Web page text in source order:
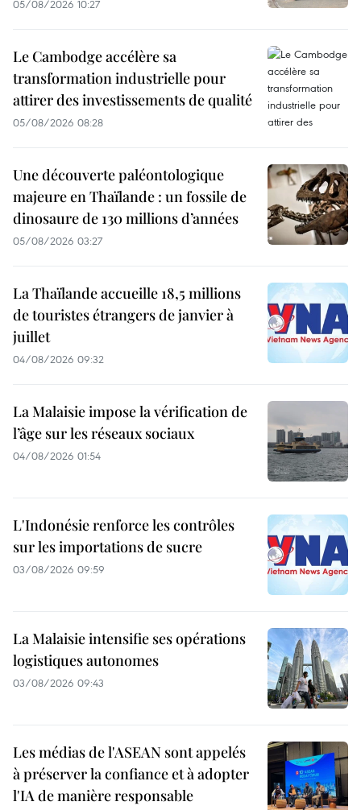
05/08/2026 10:27
Le Cambodge accélère sa
transformation industrielle pour
attirer des investissements de qualité
05/08/2026 08:28
Une découverte paléontologique
majeure en Thaïlande : un fossile de
dinosaure de 130 millions d’années
05/08/2026 03:27
La Thaïlande accueille 18,5 millions
de touristes étrangers de janvier à
juillet
04/08/2026 09:32
La Malaisie impose la vérification de
l’âge sur les réseaux sociaux
04/08/2026 01:54
L'Indonésie renforce les contrôles
sur les importations de sucre
03/08/2026 09:59
La Malaisie intensifie ses opérations
logistiques autonomes
03/08/2026 09:43
Les médias de l'ASEAN sont appelés
à préserver la confiance et à adopter
l'IA de manière responsable